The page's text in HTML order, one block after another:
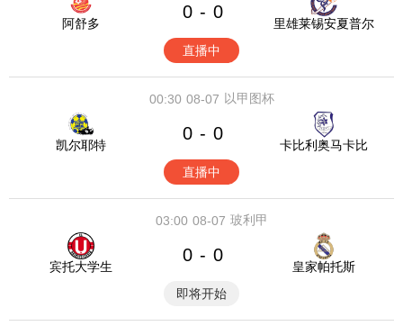
阿舒多
0 - 0
里雄莱锡安夏普尔
直播中
08-07
00:30 以甲图杯
凯尔耶特
0 - 0
卡比利奥马卡比
直播中
08-07
03:00 玻利甲
宾托大学生
0 - 0
皇家帕托斯
即将开始